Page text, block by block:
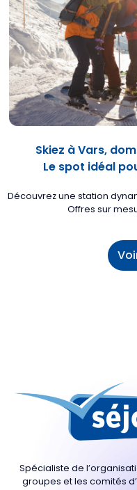
Skiez à Vars,
Le spot idéal
Découvrez une station
Offres sur
Spécialiste de
groupes et les comités